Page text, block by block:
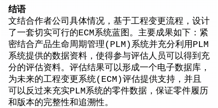
结语
文结合作者公司具体情况，基于工程变更流程，设计
了一套切实可行的ECM系统蓝图。主要成果如下：紧
密结合产品生命周期管理(PLM)系统并充分利用PLM
系统提供的数据资料，使得参与评估人员可以得到充
分的评估资料。评估结果可以形成一个电子数据库，
为未来的工程变更系统(ECM)评估提供支持，并且
可以反过来充实PLM系统的零件数据，保证零件履历
和版本的完整性和追溯性。